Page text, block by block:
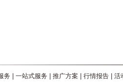
务 一站式服务 推广方案 行情报告| 活